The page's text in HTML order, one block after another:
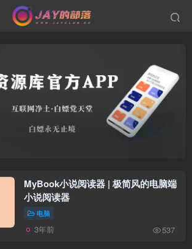
MyBook小说阅读器 | 极简风的电脑端
小说阅读器
电脑
3年前 537